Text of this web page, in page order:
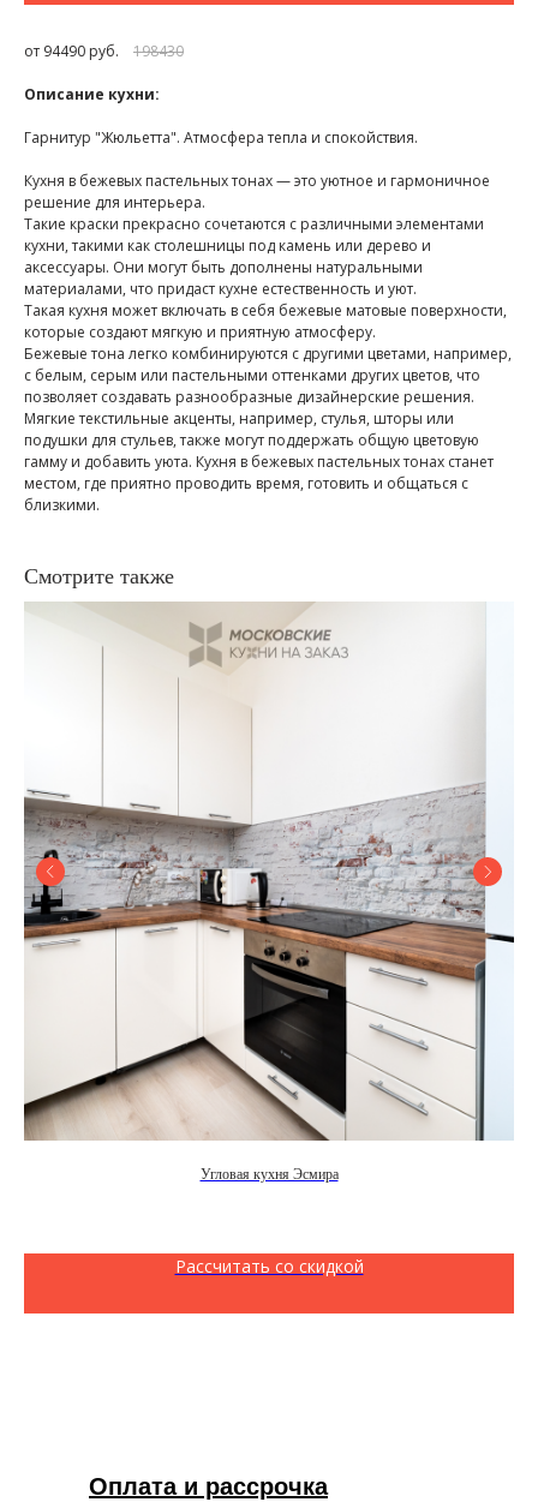
от 94490 руб. 198430
Описание кухни:
Гарнитур "Жюльетта". Атмосфера тепла и спокойствия.
Кухня в бежевых пастельных тонах — это уютное и гармоничное
решение для интерьера.
Такие краски прекрасно сочетаются с различными элементами
кухни, такими как столешницы под камень или дерево и
аксессуары. Они могут быть дополнены натуральными
материалами, что придаст кухне естественность и уют.
Такая кухня может включать в себя бежевые матовые поверхности,
которые создают мягкую и приятную атмосферу.
Бежевые тона легко комбинируются с другими цветами, например,
с белым, серым или пастельными оттенками других цветов, что
позволяет создавать разнообразные дизайнерские решения.
Мягкие текстильные акценты, например, стулья, шторы или
подушки для стульев, также могут поддержать общую цветовую
гамму и добавить уюта. Кухня в бежевых пастельных тонах станет
местом, где приятно проводить время, готовить и общаться с
близкими.
Смотрите также
Угловая кухня Эсмира
Рассчитать со скидкой
Оплата и рассрочка